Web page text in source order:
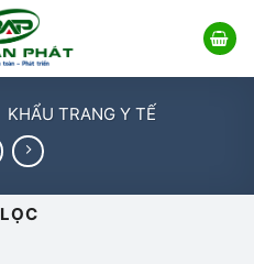
KHẨU TRANG Y TẾ
LỌC